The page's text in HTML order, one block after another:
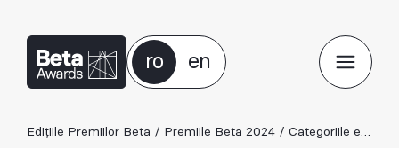
ro en
Edițiile Premiilor Beta / Premiile Beta 2024 / Categoriile ediției 2024